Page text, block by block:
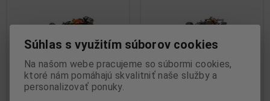
Súhlas s využitím súborov cookies
Na našom webe pracujeme so súbormi cookies,
ktoré nám pomáhajú skvalitniť naše služby a
personalizovať ponuky.